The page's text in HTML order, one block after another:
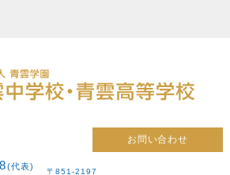
お問い合わせ
(代表)
〒851-2197